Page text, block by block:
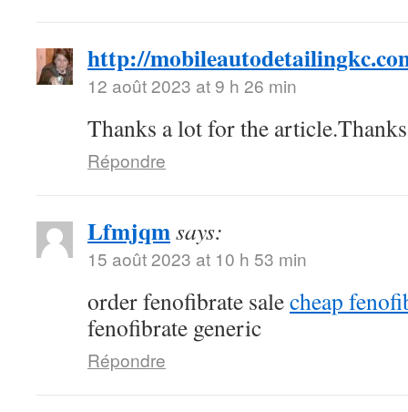
http://
12 août 2023 at 9 h 26 min
Thanks a lot for the
Répondre
Lfmjqmsays:
15 août 2023 at 10 h 53 min
order fenofibrate salecheap
fenofibrate generic
Répondre